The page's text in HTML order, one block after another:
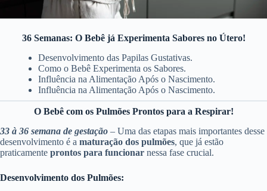
36 Semanas: O Bebê já Experimenta Sabores no Útero!
Desenvolvimento das Papilas Gustativas.
Como o Bebê Experimenta os Sabores.
Influência na Alimentação Após o Nascimento.
Influência na Alimentação Após o Nascimento.
O Bebê com os Pulmões Prontos para a Respirar!
33 à 36 semana de gestação – Uma das etapas mais importantes desse
desenvolvimento é a maturação dos pulmões, que já estão
praticamente prontos para funcionar nessa fase crucial.
Desenvolvimento dos Pulmões: